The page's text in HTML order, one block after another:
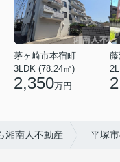
茅ヶ崎市本宿町
3LDK (78.24㎡)
2,350万円
藤
湘南人不動産 平塚